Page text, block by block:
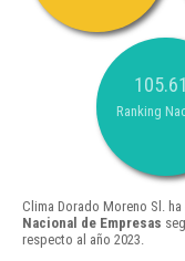
Ranking
Clima Dorado Moreno Sl.
Nacional de Empresas
respecto al año 2023.